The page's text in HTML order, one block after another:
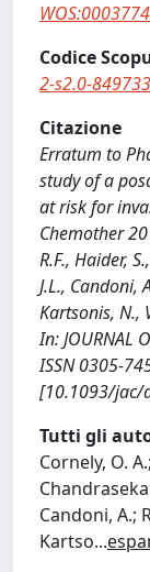
Codice
2-s2.0-
Citazione
Erratum to
study of a
at risk for
Chemother
R.F., Haider,
J.L., Candoni,
Kartsonis, N.,
In: JOURNAL
ISSN 0305-
[10.1093/jac/
Tutti gli
Cornely, O.
Candoni, A.;
Kartso...